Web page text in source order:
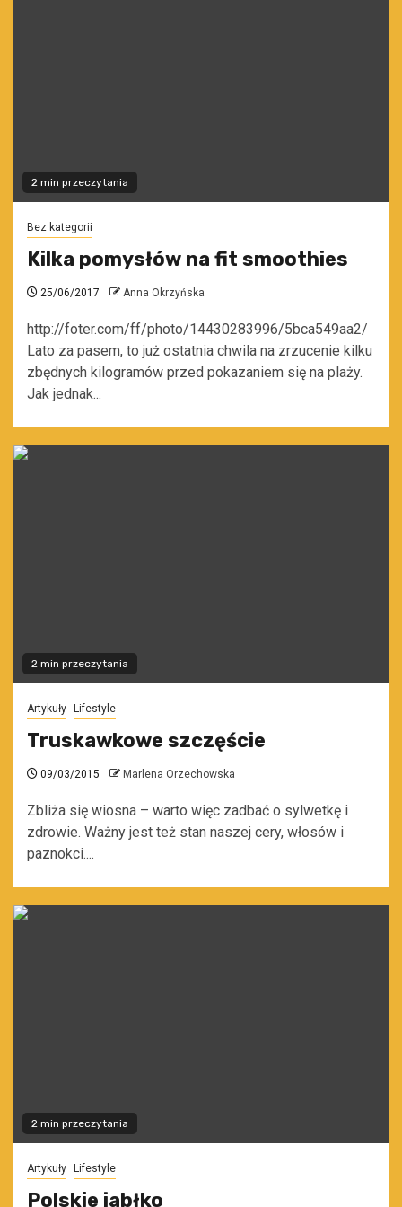
2 min przeczytania
Bez kategorii
Kilka pomysłów na fit smoothies
25/06/2017 Anna Okrzyńska
http://foter.com/ff/photo/14430283996/5bca549aa2/
Lato za pasem, to już ostatnia chwila na zrzucenie kilku
zbędnych kilogramów przed pokazaniem się na plaży.
Jak jednak...
2 min przeczytania
Artykuły Lifestyle
Truskawkowe szczęście
09/03/2015 Marlena Orzechowska
Zbliża się wiosna – warto więc zadbać o sylwetkę i
zdrowie. Ważny jest też stan naszej cery, włosów i
paznokci....
2 min przeczytania
Artykuły Lifestyle
Polskie jabłko